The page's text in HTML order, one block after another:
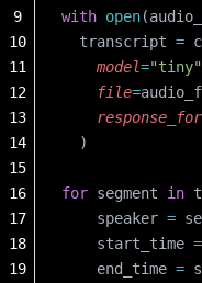
with open
  transcript
=
    model
="tiny"
    file
=
  )
for segment in
    speaker
=
    start_time
=
    end_time
=
9
10
11
12
13
14
15
16
17
18
19